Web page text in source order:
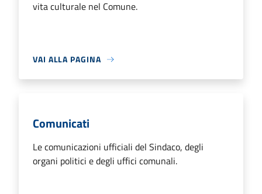
vita culturale nel Comune.
VAI ALLA PAGINA
Comunicati
Le comunicazioni ufficiali del Sindaco, degli
organi politici e degli uffici comunali.